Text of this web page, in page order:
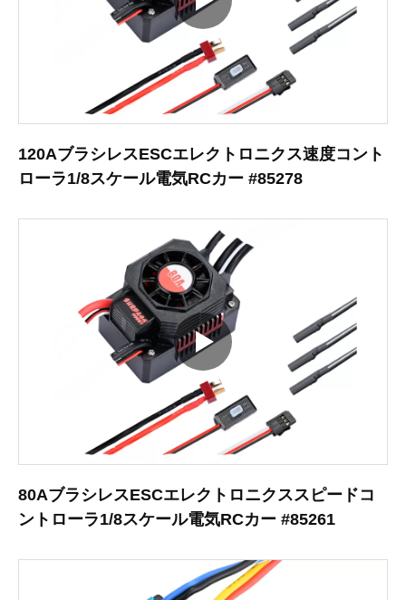
120AブラシレスESCエレクトロニクス速度コント
ローラ1/8スケール電気RCカー #85278
80AブラシレスESCエレクトロニクススピードコ
ントローラ1/8スケール電気RCカー #85261